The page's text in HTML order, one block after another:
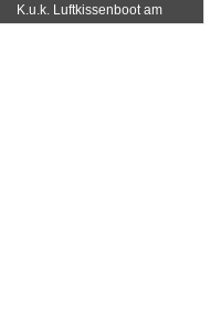
K.u.k. Luftkissenboot am
Wörthersee